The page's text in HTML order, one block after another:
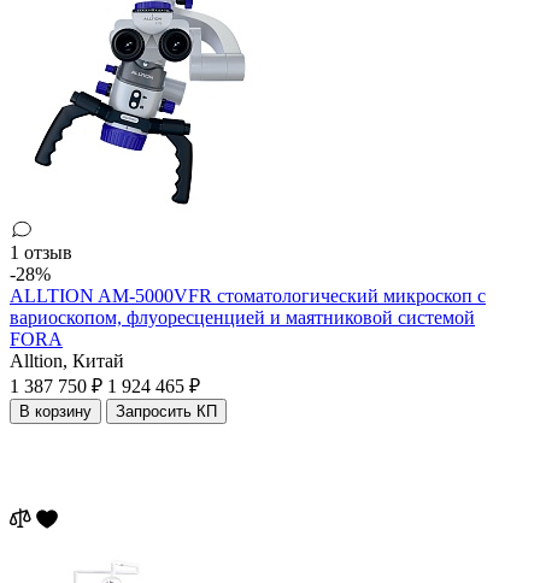
1 отзыв
-28%
ALLTION AM-5000VFR стоматологический микроскоп с
вариоскопом, флуоресценцией и маятниковой системой
FORA
Alltion, Китай
1 387 750 ₽ 1 924 465 ₽
В корзину Запросить КП